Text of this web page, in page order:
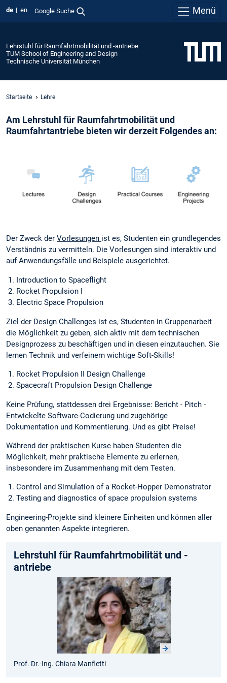
de en Google Suche Menü
Lehrstuhl für Raumfahrtmobilität und -antriebe
TUM School of Engineering and Design
Technische Universität München
Startseite Lehre
Am Lehrstuhl für Raumfahrtmobilität und
Raumfahrtantriebe bieten wir derzeit Folgendes an:
Der Zweck der Vorlesungen ist es, Studenten ein grundlegendes
Verständnis zu vermitteln. Die Vorlesungen sind interaktiv und
auf Anwendungsfälle und Beispiele ausgerichtet.
Introduction to Spaceflight
Rocket Propulsion I
Electric Space Propulsion
Ziel der Design Challenges ist es, Studenten in Gruppenarbeit
die Möglichkeit zu geben, sich aktiv mit dem technischen
Designprozess zu beschäftigen und in diesen einzutauchen. Sie
lernen Technik und verfeinern wichtige Soft-Skills!
Rocket Propulsion II Design Challenge
Spacecraft Propulsion Design Challenge
Keine Prüfung, stattdessen drei Ergebnisse: Bericht - Pitch -
Entwickelte Software-Codierung und zugehörige
Dokumentation und Kommentierung. Und es gibt Preise!
Während der praktischen Kurse haben Studenten die
Möglichkeit, mehr praktische Elemente zu erlernen,
insbesondere im Zusammenhang mit dem Testen.
Control and Simulation of a Rocket-Hopper Demonstrator
Testing and diagnostics of space propulsion systems
Engineering-Projekte sind kleinere Einheiten und können aller
oben genannten Aspekte integrieren.
Lehrstuhl für Raumfahrtmobilität und -
antriebe
Prof. Dr.-Ing. Chiara Manfletti